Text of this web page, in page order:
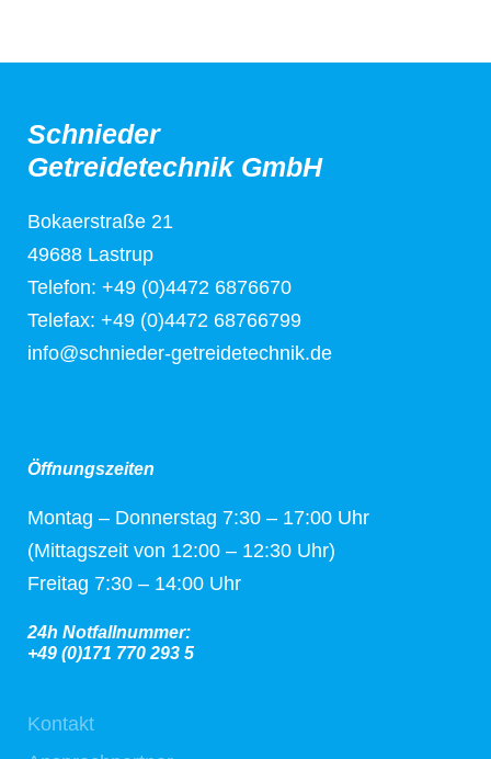
Schnieder
Getreidetechnik GmbH
Bokaerstraße 21
49688 Lastrup
Telefon: +49 (0)4472 6876670
Telefax: +49 (0)4472 68766799
info@schnieder-getreidetechnik.de
Öffnungszeiten
Montag – Donnerstag 7:30 – 17:00 Uhr
(Mittagszeit von 12:00 – 12:30 Uhr)
Freitag 7:30 – 14:00 Uhr
24h Notfallnummer:
+49 (0)171 770 293 5
Kontakt